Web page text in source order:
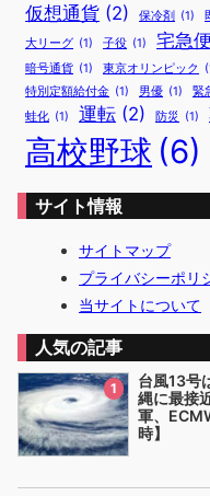
仮想通貨 (2) 保冷剤 (1)
大リーグ (1) 子役 (1) 宅急便
暗号通貨 (1) 東京オリンピック
特別定額給付金 (1) 男優 (1) 緊
蛙化 (1) 運転 (2) 防災 (1)
高校野球 (6)
サイト情報
サイトマップ
プライバシーポリ
当サイトについて
人気の記事
1
台風13号
縄に最接
軍、
時】